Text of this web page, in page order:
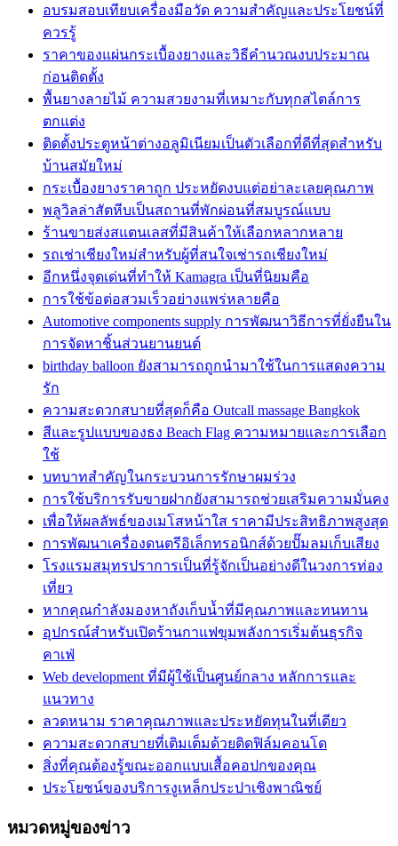
อบรมสอบเทียบเครื่องมือวัด ความสำคัญและประโยชน์ที่
ควรรู้
ราคาของแผ่นกระเบื้องยางและวิธีคำนวณงบประมาณ
ก่อนติดตั้ง
พื้นยางลายไม้ ความสวยงามที่เหมาะกับทุกสไตล์การ
ตกแต่ง
ติดตั้งประตูหน้าต่างอลูมิเนียมเป็นตัวเลือกที่ดีที่สุดสำหรับ
บ้านสมัยใหม่
กระเบื้องยางราคาถูก ประหยัดงบแต่อย่าละเลยคุณภาพ
พลูวิลล่าสัตหีบเป็นสถานที่พักผ่อนที่สมบูรณ์แบบ
ร้านขายส่งสแตนเลสที่มีสินค้าให้เลือกหลากหลาย
รถเช่าเชียงใหม่สำหรับผู้ที่สนใจเช่ารถเชียงใหม่
อีกหนึ่งจุดเด่นที่ทำให้ Kamagra เป็นที่นิยมคือ
การใช้ข้อต่อสวมเร็วอย่างแพร่หลายคือ
Automotive components supply การพัฒนาวิธีการที่ยั่งยืนใน
การจัดหาชิ้นส่วนยานยนต์
birthday balloon ยังสามารถถูกนำมาใช้ในการแสดงความ
รัก
ความสะดวกสบายที่สุดก็คือ Outcall massage Bangkok
สีและรูปแบบของธง Beach Flag ความหมายและการเลือก
ใช้
บทบาทสำคัญในกระบวนการรักษาผมร่วง
การใช้บริการรับขายฝากยังสามารถช่วยเสริมความมั่นคง
เพื่อให้ผลลัพธ์ของเมโสหน้าใส ราคามีประสิทธิภาพสูงสุด
การพัฒนาเครื่องดนตรีอิเล็กทรอนิกส์ด้วยปั๊มลมเก็บเสียง
โรงแรมสมุทรปราการเป็นที่รู้จักเป็นอย่างดีในวงการท่อง
เที่ยว
หากคุณกำลังมองหาถังเก็บน้ำที่มีคุณภาพและทนทาน
อุปกรณ์สำหรับเปิดร้านกาแฟขุมพลังการเริ่มต้นธุรกิจ
คาเฟ่
Web development ที่มีผู้ใช้เป็นศูนย์กลาง หลักการและ
แนวทาง
ลวดหนาม ราคาคุณภาพและประหยัดทุนในที่เดียว
ความสะดวกสบายที่เติมเต็มด้วยติดฟิล์มคอนโด
สิ่งที่คุณต้องรู้ขณะออกแบบเสื้อคอปกของคุณ
ประโยชน์ของบริการงูเหล็กประปาเชิงพาณิชย์
หมวดหมู่ของข่าว